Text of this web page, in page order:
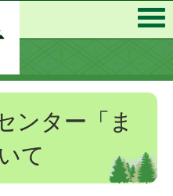
ンター「ま
て